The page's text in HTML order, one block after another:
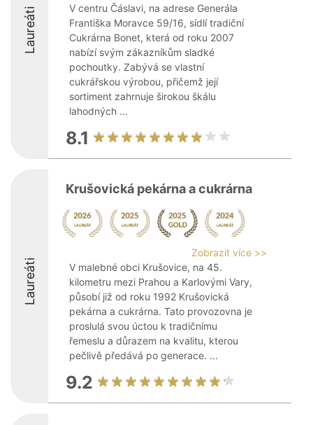
Laureáti
V centru Čáslavi, na adrese Generála
Františka Moravce 59/16, sídlí tradiční
Cukrárna Bonet, která od roku 2007
nabízí svým zákazníkům sladké
pochoutky. Zabývá se vlastní
cukrářskou výrobou, přičemž její
sortiment zahrnuje širokou škálu
lahodných ...
8.1
Laureáti
Krušovická pekárna a cukrárna
Zobrazit více >>
V malebné obci Krušovice, na 45.
kilometru mezi Prahou a Karlovými Vary,
působí již od roku 1992 Krušovická
pekárna a cukrárna. Tato provozovna je
proslulá svou úctou k tradičnímu
řemeslu a důrazem na kvalitu, kterou
pečlivě předává po generace. ...
9.2